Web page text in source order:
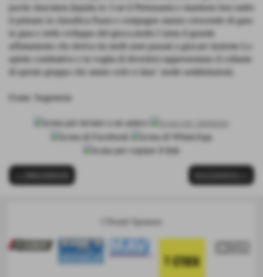
poche sbavature,liquida in 3 set il Pietrasanta e mantiene ben saldo
il primato in classifica.Nassi e compagne stanno crescendo di gara
in gara e nello sviluppo del gioco,molto l´aiuta il grande
affiatamento che deriva da molti anni passati a giocare insieme.Lo
spirito combattivo e la voglia di divertirsi rappresentano il collante
di questo gruppo che siamo certi ci dara´ molte soddisfazioni.
Fonte: Segreteria
I Nostri Sponsor